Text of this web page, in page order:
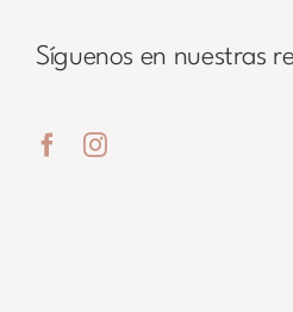
Síguenos en nuestras